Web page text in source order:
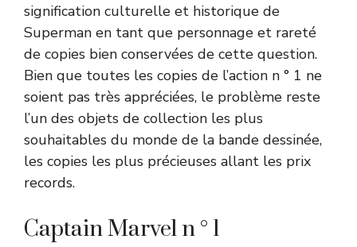
signification culturelle et historique de
Superman en tant que personnage et rareté
de copies bien conservées de cette question.
Bien que toutes les copies de l’action n ° 1 ne
soient pas très appréciées, le problème reste
l’un des objets de collection les plus
souhaitables du monde de la bande dessinée,
les copies les plus précieuses allant les prix
records.
Captain Marvel n ° 1